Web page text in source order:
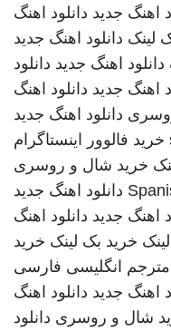
اهنگ جدید دانلود اهنگ
لینک دانلود اهنگ جدید
دانلود اهنگ جدید دانلود
اهنگ جدید دانلود اهنگ
دانلود اهنگ جدید
خرید فالوور اینستاگرام
خرید شال و روسری
دانلود اهنگ جدید
اهنگ جدید دانلود اهنگ
خرید بک لینک خرید
مترجم انگلیسی فارسی
اهنگ جدید دانلود اهنگ
شال و روسری دانلود